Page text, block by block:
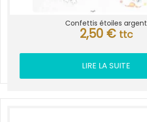
Confettis étoiles argent
2,50 € ttc
LIRE LA SUITE